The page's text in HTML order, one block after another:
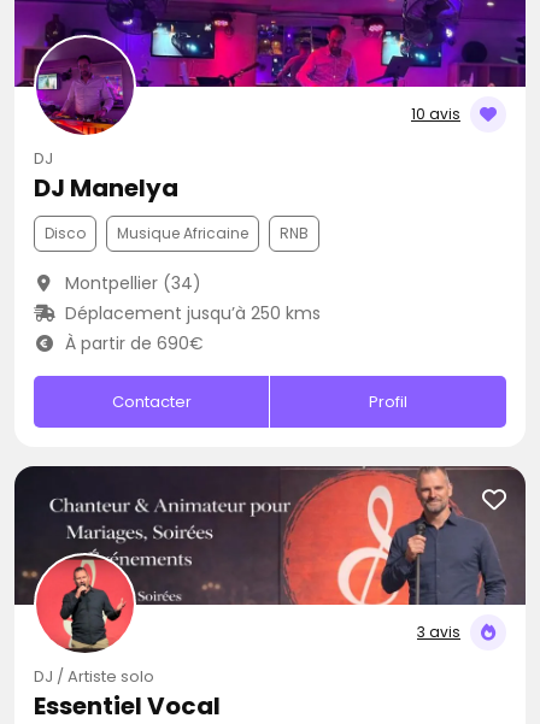
10 avis
DJ
DJ Manelya
Disco Musique Africaine RNB
Montpellier (34)
Déplacement jusqu’à 250 kms
À partir de 690€
Contacter Profil
3 avis
DJ / Artiste solo
Essentiel Vocal